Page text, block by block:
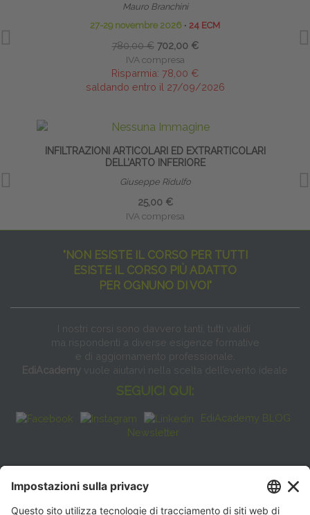
Mauro Branchini
27-29 novembre 2026 ∙ 24 ECM
780,00 € 702,00 €
IVA compresa
Risparmia: 78,00 €
saldando entro il 27/09/2026
INFILTRAZIONI ARTICOLARI ED EXTRARTICOLARI
DELL’ARTO INFERIORE
Giuseppe Ridulfo
25,00 €
IVA compresa
"NON ESISTE IL CORSO PER TUTTI
ESISTE IL CORSO PIÙ ADATTO
PER OGNUNO DI VOI"
I nostri corsi sono davvero tanti, tutti validi
ma rispondenti a diverse esigenze formative
e di aggiornamento professionale.
EdiAcademy vuole aiutarvi nella scelta dell’evento ideale
SEGUICI QUI:
EdiAcademy BLOG
Newsletter
FAQ